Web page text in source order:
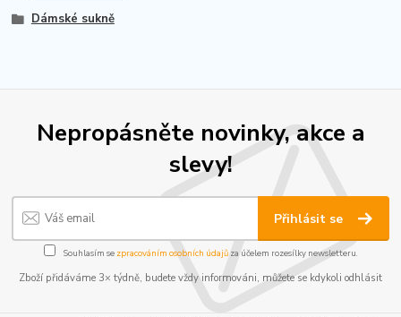
Dámské sukně
Nepropásněte novinky, akce a
slevy!
Přihlásit se
Souhlasím se zpracováním osobních údajůza účelem rozesílky newsletteru.
Zboží přidáváme 3× týdně, budete vždy informováni, můžete se kdykoli odhlásit